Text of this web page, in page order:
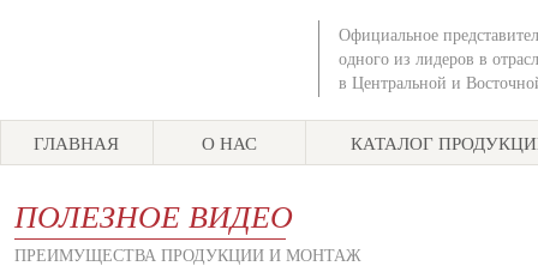
Официальное
одного из лидеров в
в Центральной и
ГЛАВНАЯ О НАС КАТАЛОГ
ПОЛЕЗНОЕ ВИДЕО
ПРЕИМУЩЕСТВА ПРОДУКЦИИ И МОНТАЖ